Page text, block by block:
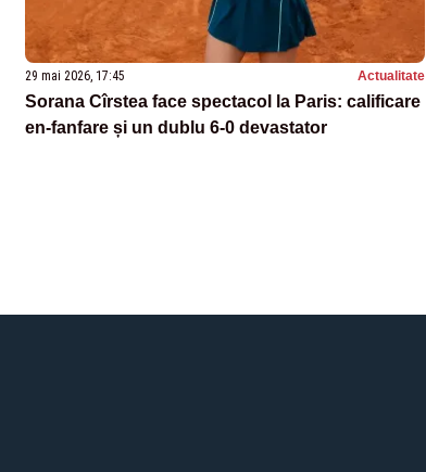
29 mai 2026, 17:45 Actualitate
Sorana Cîrstea face spectacol la Paris: calificare
en-fanfare și un dublu 6-0 devastator